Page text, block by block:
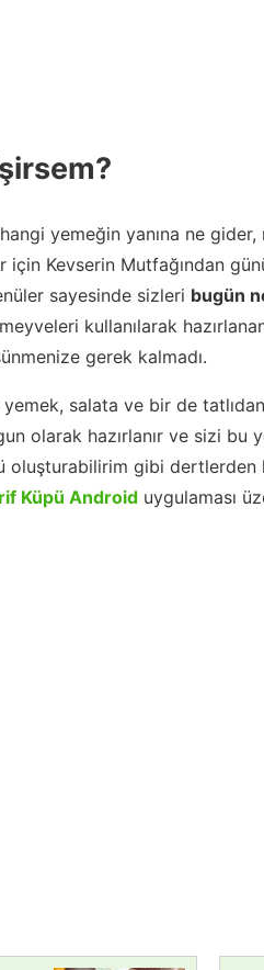
yemeğin yanına ne
için Kevserin Mutfağından
sayesinde sizleri bugün
kullanılarak
gerek kalmadı.
yemek, salata ve bir de
olarak hazırlanır ve sizi bu
oluşturabilirim gibi dertlerden
Küpü Android uygulaması